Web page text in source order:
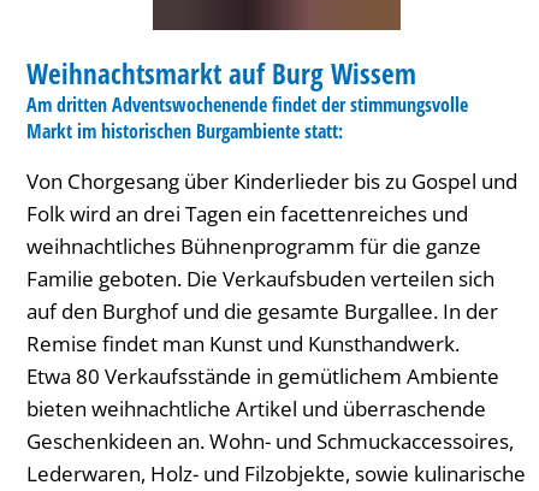
KATEGORIE: MARKT
Weihnachtsmarkt auf Burg Wissem
Am dritten Adventswochenende findet der stimmungsvolle
Markt im historischen Burgambiente statt:
Von Chorgesang über Kinderlieder bis zu Gospel und
Folk wird an drei Tagen ein facettenreiches und
weihnachtliches Bühnenprogramm für die ganze
Familie geboten. Die Verkaufsbuden verteilen sich
auf den Burghof und die gesamte Burgallee. In der
Remise findet man Kunst und Kunsthandwerk.
Etwa 80 Verkaufsstände in gemütlichem Ambiente
bieten weihnachtliche Artikel und überraschende
Geschenkideen an. Wohn- und Schmuckaccessoires,
Lederwaren, Holz- und Filzobjekte, sowie kulinarische